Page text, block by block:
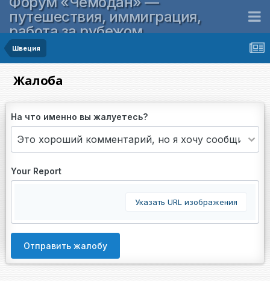
путешествия, иммиграция,
работа за рубежом
Швеция
Жалоба
На что именно вы жалуетесь?
Your Report
Указать URL изображения
Отправить жалобу